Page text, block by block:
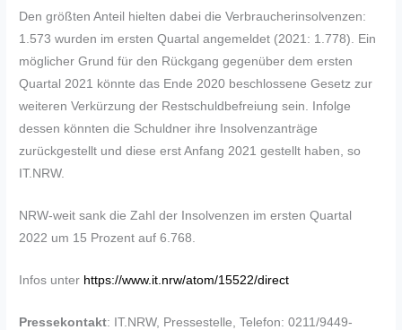
Den größten Anteil hielten dabei die Verbraucherinsolvenzen:
1.573 wurden im ersten Quartal angemeldet (2021: 1.778). Ein
möglicher Grund für den Rückgang gegenüber dem ersten
Quartal 2021 könnte das Ende 2020 beschlossene Gesetz zur
weiteren Verkürzung der Restschuldbefreiung sein. Infolge
dessen könnten die Schuldner ihre Insolvenzanträge
zurückgestellt und diese erst Anfang 2021 gestellt haben, so
IT.NRW.
NRW-weit sank die Zahl der Insolvenzen im ersten Quartal
2022 um 15 Prozent auf 6.768.
Infos unter https://www.it.nrw/atom/15522/direct
Pressekontakt: IT.NRW, Pressestelle, Telefon: 0211/9449-